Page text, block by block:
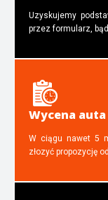
Uzyskujemy
przez formularz,
Wycena auta
W ciągu nawet 5
złozyć propozycję